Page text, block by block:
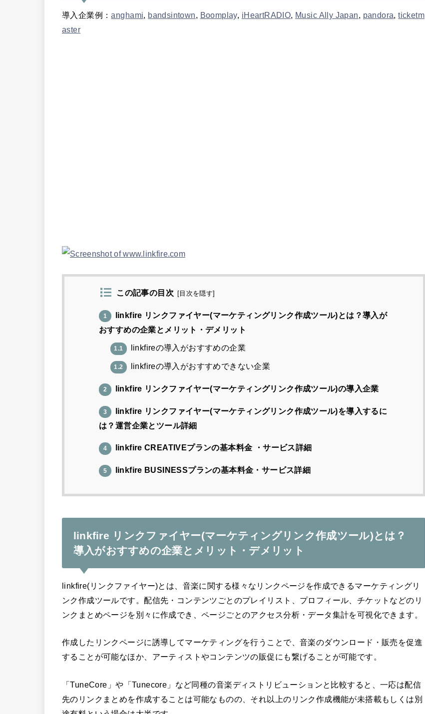
導入企業例：anghami bandsintown Boomplay, iHeartRADIO Music Ally Japan pandora ,ticketm
aster
この記事の目次 目次を隠す
1
linkfire リンクファイヤー(マーケティングリンク作成ツール)とは？導入が
おすすめの企業とメリット・デメリット
1.1 linkfireの導入がおすすめの企業
1.2 linkfireの導入がおすすめできない企業
2 linkfire リンクファイヤー(マーケティングリンク作成ツール)の導入企業
3
linkfire リンクファイヤー(マーケティングリンク作成ツール)を導入するに
は？運営企業とツール詳細
4 linkfire CREATIVEプランの基本料金 ・サービス詳細
5 linkfire BUSINESSプランの基本料金・サービス詳細
linkfire リンクファイヤー(マーケティングリンク作成ツール)とは？
導入がおすすめの企業とメリット・デメリット
linkfire(リンクファイヤー)とは、音楽に関する様々なリンクページを作成できるマーケティングリ
ンク作成ツールです。配信先・コンテンツごとのプレイリスト、プロフィール、チケットなどのリ
ンクまとめページを別々に作成でき、ページごとのアクセス分析・データ集計を可視化できます。
作成したリンクページに誘導してマーケティングを行うことで、音楽のダウンロード・販売を促進
することが可能なほか、アーティストやコンテンツの販促にも繋げることが可能です。
「TuneCore」や「Tunecore」など同種の音楽ディストリビューションと比較すると、一応は配信
先のリンクまとめを作成することは可能なものの、それ以上のリンク作成機能が未搭載もしくは別